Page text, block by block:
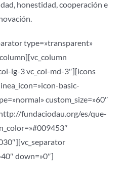
honestidad, cooperación e
type=»transparent»
lg-3 vc_col-md-3″][icons
basic-
custom_size=»60″
fundaciodau.org/es/que-
down=»0″]